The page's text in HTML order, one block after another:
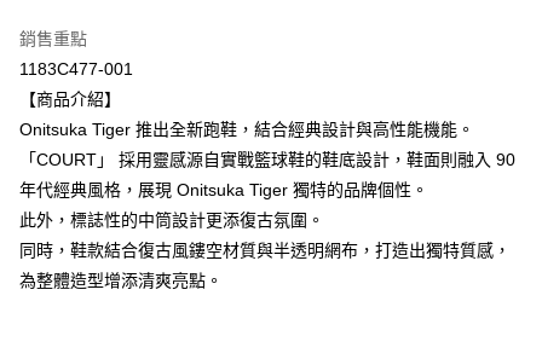
每筆NT$80，滿NT$6,000(含以上)免運費
萊爾富取貨付款
每筆NT$80，滿NT$6,000(含以上)免運費
付款後萊爾富取貨
每筆NT$80，滿NT$6,000(含以上)免運費
銷售重點
1183C477-001
【商品介紹】
Onitsuka Tiger 推出全新跑鞋，結合經典設計與高性能機能。
「COURT」 採用靈感源自實戰籃球鞋的鞋底設計，鞋面則融入 90
年代經典風格，展現 Onitsuka Tiger 獨特的品牌個性。
此外，標誌性的中筒設計更添復古氛圍。
同時，鞋款結合復古風鏤空材質與半透明網布，打造出獨特質感，
為整體造型增添清爽亮點。